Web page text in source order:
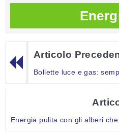
Articolo
Bollette luce e gas:
Energia pulita con gli alberi